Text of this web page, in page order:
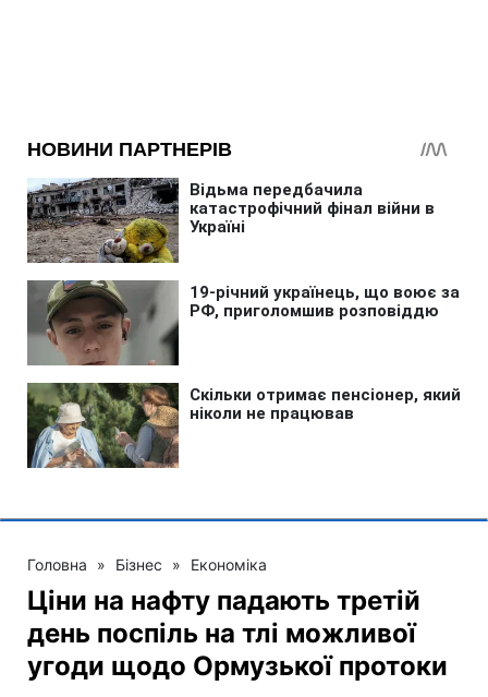
Головна » Бізнес » Економіка
Ціни на нафту падають третій
день поспіль на тлі можливої
угоди щодо Ормузької протоки